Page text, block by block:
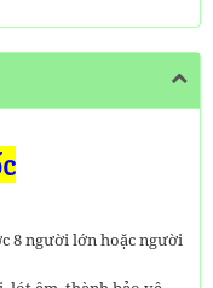
8 người lớn hoặc người